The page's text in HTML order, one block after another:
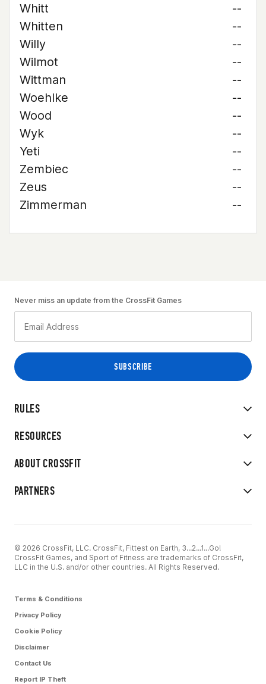
Whitt
--
Whitten
--
Willy
--
Wilmot
--
Wittman
--
Woehlke
--
Wood
--
Wyk
--
Yeti
--
Zembiec
--
Zeus
--
Zimmerman
--
RULES
RESOURCES
ABOUT CROSSFIT
PARTNERS
Never miss an update from the CrossFit Games
© 2026 CrossFit, LLC. CrossFit, Fittest on Earth, 3...2...1...Go!
CrossFit Games, and Sport of Fitness are trademarks of CrossFit,
LLC in the U.S. and/or other countries. All Rights Reserved.
Terms & Conditions
Privacy Policy
Cookie Policy
Disclaimer
Contact Us
Report IP Theft